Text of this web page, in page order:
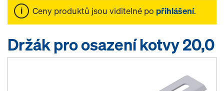
Ceny produktů jsou viditelné po přihlášení.
Držák pro osazení kotvy 20,0